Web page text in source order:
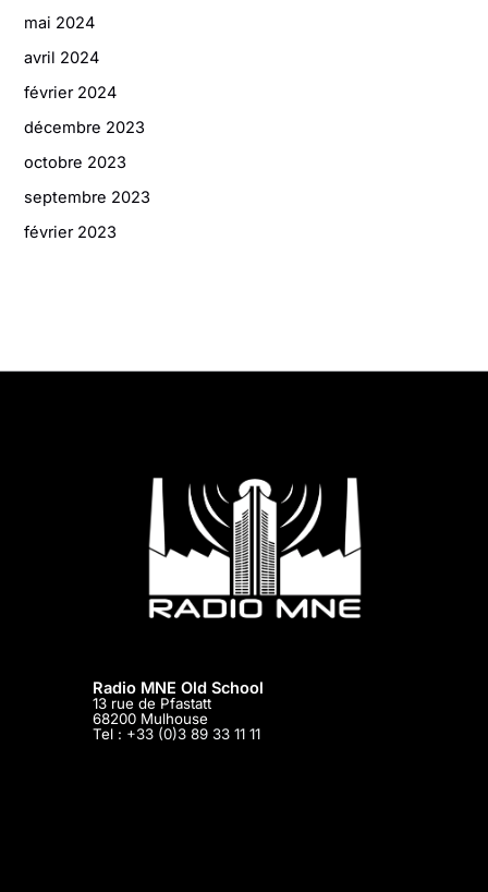
mai 2024
avril 2024
février 2024
décembre 2023
octobre 2023
septembre 2023
février 2023
Radio MNE Old School
13 rue de Pfastatt
68200 Mulhouse
Tel : +33 (0)3 89 33 11 11